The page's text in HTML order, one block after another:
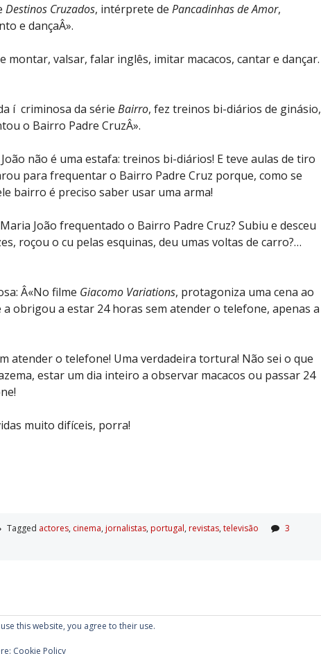
Destinos Cruzados, intérprete de Pancadinhas de Amor,
e dançaÂ».
montar, valsar, falar inglês, imitar macacos, cantar e dançar.
í criminosa da série Bairro, fez treinos bi-diários de ginásio,
o Bairro Padre CruzÂ».
não é uma estafa: treinos bi-diários! E teve aulas de tiro
para frequentar o Bairro Padre Cruz porque, como se
bairro é preciso saber usar uma arma!
João frequentado o Bairro Padre Cruz? Subiu e desceu
roçou o cu pelas esquinas, deu umas voltas de carro?…
Â«No filme Giacomo Variations, protagoniza uma cena ao
a obrigou a estar 24 horas sem atender o telefone, apenas a
atender o telefone! Uma verdadeira tortura! Não sei o que
estar um dia inteiro a observar macacos ou passar 24
muito difíceis, porra!
Tagged actores, cinema, jornalistas, portugal, revistas, televisão
3
this website, you agree to their use.
Cookie Policy